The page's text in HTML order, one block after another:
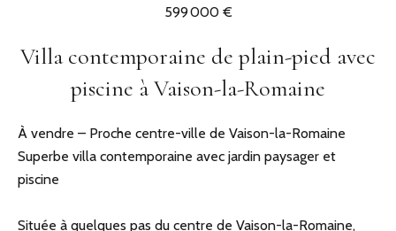
599 000 €
Villa contemporaine de plain-pied avec
piscine à Vaison-la-Romaine
À vendre – Proche centre-ville de Vaison-la-Romaine
Superbe villa contemporaine avec jardin paysager et
piscine
Située à quelques pas du centre de Vaison-la-Romaine,